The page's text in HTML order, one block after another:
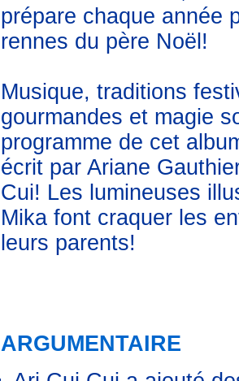
prépare chaque année
rennes du père Noël!
Musique, traditions
gourmandes et magie
programme de cet
écrit par Ariane
Cui! Les lumineuses
Mika font craquer les
leurs parents!
ARGUMENTAIRE